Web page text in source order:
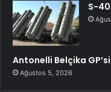
S-
Antonelli Belçika
Ağustos 5, 2026